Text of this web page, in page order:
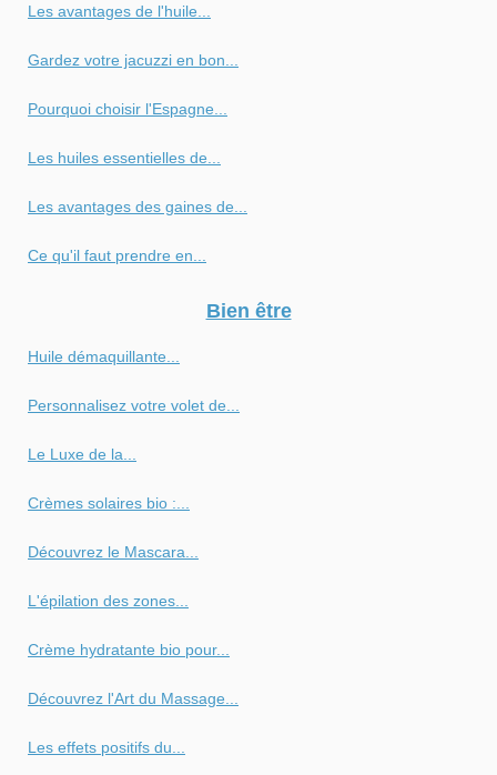
Les avantages de l'huile...
Gardez votre jacuzzi en bon...
Pourquoi choisir l'Espagne...
Les huiles essentielles de...
Les avantages des gaines de...
Ce qu'il faut prendre en...
Bien être
Huile démaquillante...
Personnalisez votre volet de...
Le Luxe de la...
Crèmes solaires bio :...
Découvrez le Mascara...
L'épilation des zones...
Crème hydratante bio pour...
Découvrez l'Art du Massage...
Les effets positifs du...